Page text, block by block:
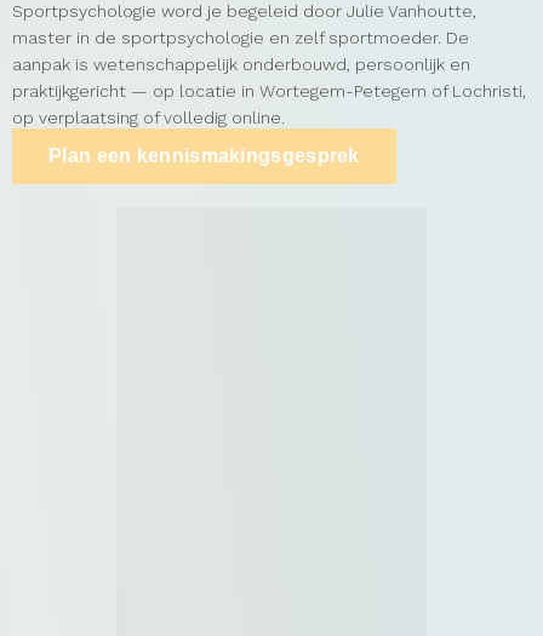
Sportpsychologie word je begeleid door Julie Vanhoutte,
master in de sportpsychologie en zelf sportmoeder. De
aanpak is wetenschappelijk onderbouwd, persoonlijk en
praktijkgericht — op locatie in Wortegem-Petegem of Lochristi,
op verplaatsing of volledig online.
Plan een kennismakingsgesprek